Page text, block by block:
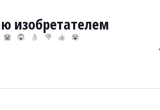
изобретателем
😭 😱 👌 👎 👍 😮